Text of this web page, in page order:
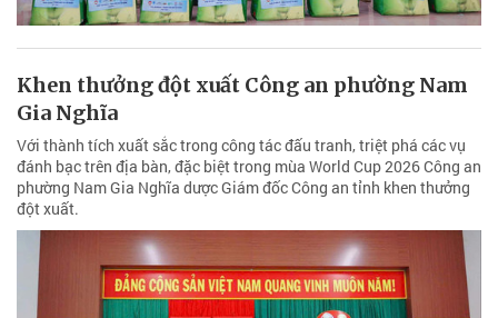
Khen thưởng đột xuất Công an phường Nam
Gia Nghĩa
Với thành tích xuất sắc trong công tác đấu tranh, triệt phá các vụ
đánh bạc trên địa bàn, đặc biệt trong mùa World Cup 2026 Công an
phường Nam Gia Nghĩa dược Giám đốc Công an tỉnh khen thưởng
đột xuất.